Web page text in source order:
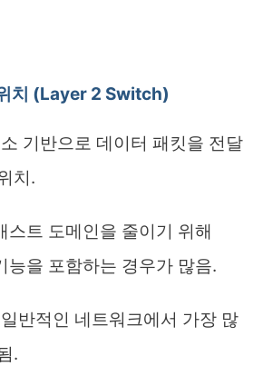
치 (Layer 2 Switch)
기반으로 데이터 패킷을 전달
치.
스트 도메인을 줄이기 위해
능을 포함하는 경우가 많음.
반적인 네트워크에서 가장 많
.